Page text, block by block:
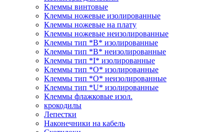
Клеммы винтовые
Клеммы ножевые изолированные
Клеммы ножевые на плату
Клеммы ножевые неизолированные
Клеммы тип *B* изолированные
Клеммы тип *B* неизолированные
Клеммы тип *I* изолированные
Клеммы тип *O* изолированные
Клеммы тип *O* неизолированные
Клеммы тип *U* изолированные
Клеммы флажковые изол.
крокодилы
Лепестки
Наконечники на кабель